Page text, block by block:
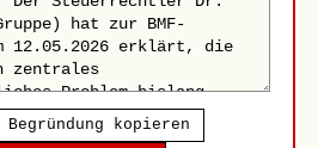
Begründung kopieren